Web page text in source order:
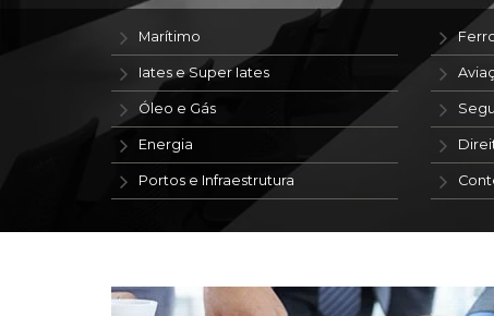
Marítimo
Iates e Super Iates
Óleo e Gás
Energia
Portos e Infraestrutura